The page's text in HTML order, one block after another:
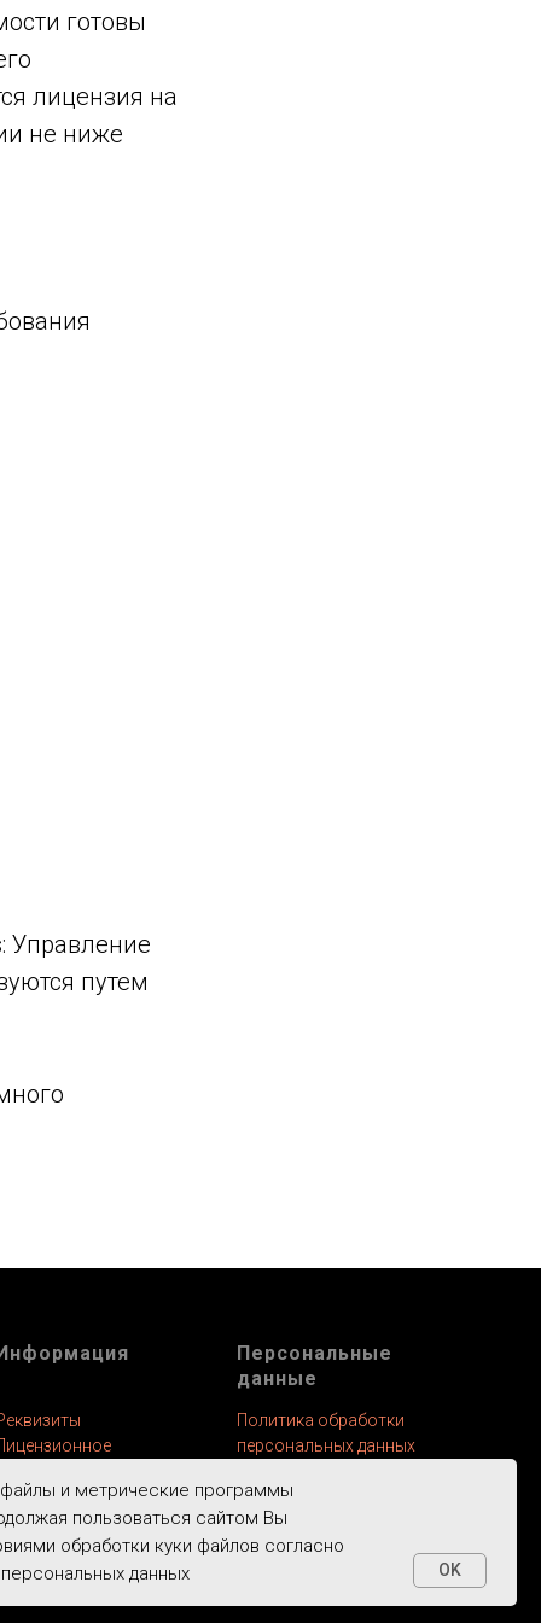
готовы
лицензия на
не ниже
Управление
путем
развития
возврата
Персональные
данные
Политика обработки
персональных данных
обработку
персональных данных
и метрические программы
пользоваться сайтом Вы
обработки куки файлов согласно
данных
OK